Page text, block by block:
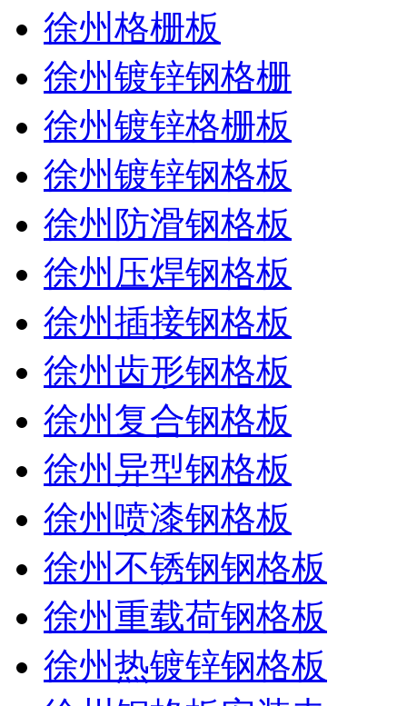
徐州格栅板
徐州镀锌钢格栅
徐州镀锌格栅板
徐州镀锌钢格板
徐州防滑钢格板
徐州压焊钢格板
徐州插接钢格板
徐州齿形钢格板
徐州复合钢格板
徐州异型钢格板
徐州喷漆钢格板
徐州不锈钢钢格板
徐州重载荷钢格板
徐州热镀锌钢格板